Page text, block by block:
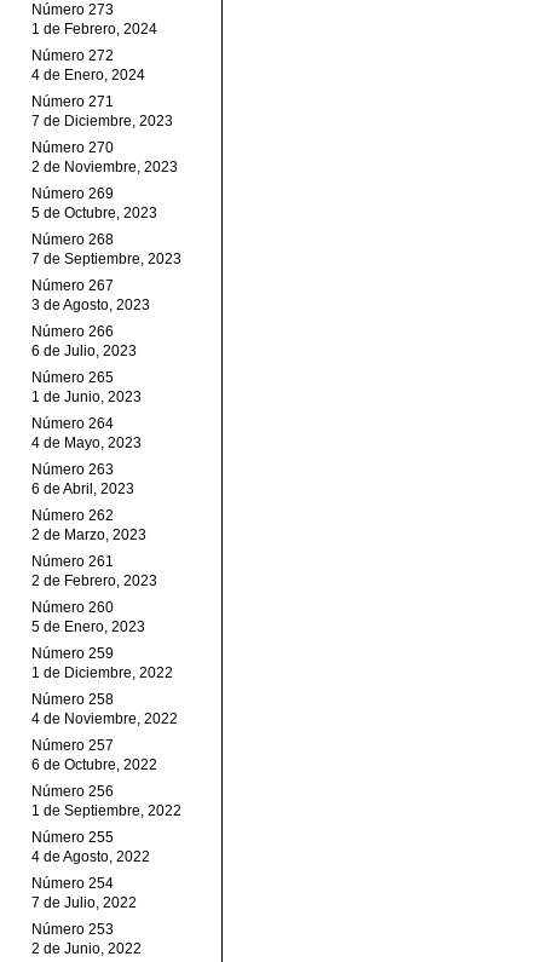
Número 273
1 de Febrero, 2024
Número 272
4 de Enero, 2024
Número 271
7 de Diciembre, 2023
Número 270
2 de Noviembre, 2023
Número 269
5 de Octubre, 2023
Número 268
7 de Septiembre, 2023
Número 267
3 de Agosto, 2023
Número 266
6 de Julio, 2023
Número 265
1 de Junio, 2023
Número 264
4 de Mayo, 2023
Número 263
6 de Abril, 2023
Número 262
2 de Marzo, 2023
Número 261
2 de Febrero, 2023
Número 260
5 de Enero, 2023
Número 259
1 de Diciembre, 2022
Número 258
4 de Noviembre, 2022
Número 257
6 de Octubre, 2022
Número 256
1 de Septiembre, 2022
Número 255
4 de Agosto, 2022
Número 254
7 de Julio, 2022
Número 253
2 de Junio, 2022